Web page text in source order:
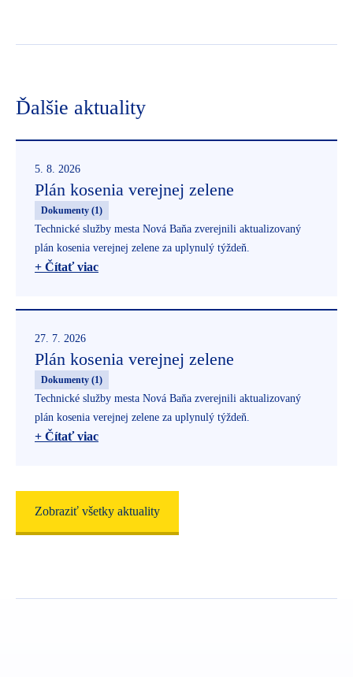
Ďalšie aktuality
5. 8. 2026
Plán kosenia verejnej zelene
Dokumenty (1)
Technické služby mesta Nová Baňa zverejnili aktualizovaný
plán kosenia verejnej zelene za uplynulý týždeň.
+ Čítať viac
27. 7. 2026
Plán kosenia verejnej zelene
Dokumenty (1)
Technické služby mesta Nová Baňa zverejnili aktualizovaný
plán kosenia verejnej zelene za uplynulý týždeň.
+ Čítať viac
20. 7. 2026
Plán kosenia verejnej zelene
Zobraziť všetky aktuality